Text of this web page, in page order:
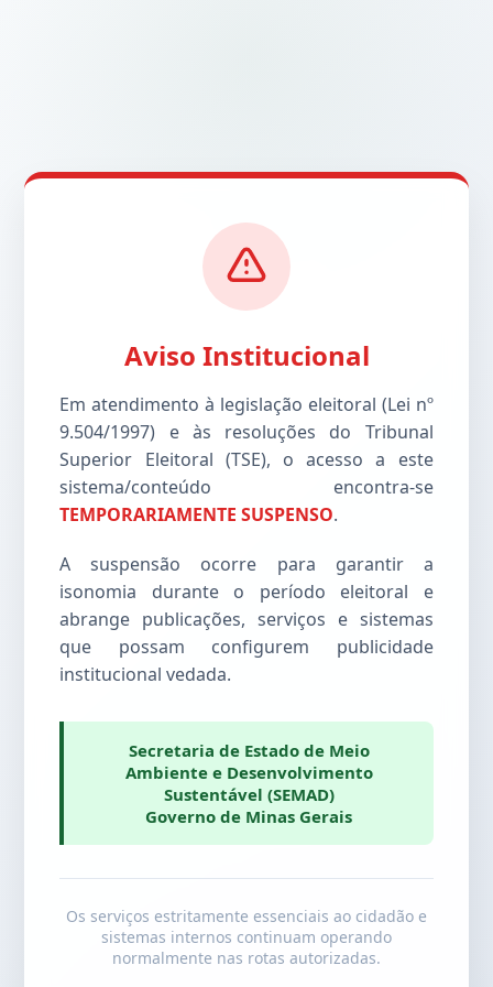
Aviso Institucional
Em atendimento à legislação eleitoral (Lei nº
9.504/1997) e às resoluções do Tribunal
Superior Eleitoral (TSE), o acesso a este
sistema/conteúdo encontra-se
TEMPORARIAMENTE SUSPENSO.
A suspensão ocorre para garantir a
isonomia durante o período eleitoral e
abrange publicações, serviços e sistemas
que possam configurem publicidade
institucional vedada.
Secretaria de Estado de Meio
Ambiente e Desenvolvimento
Sustentável (SEMAD)
Governo de Minas Gerais
Os serviços estritamente essenciais ao cidadão e
sistemas internos continuam operando
normalmente nas rotas autorizadas.